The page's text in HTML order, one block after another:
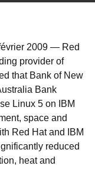
2009 — Red
provider of
that Bank of New
Bank
Linux 5 on IBM
space and
Red Hat and IBM
reduced
heat and